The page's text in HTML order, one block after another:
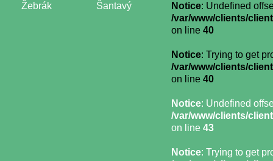
Žebrák
Šantavý
Notice: Undefined
/var/www/clients/
on line 40
Notice: Trying to get
/var/www/clients/
on line 40
Notice: Undefined
/var/www/clients/
on line 43
Notice: Trying to get